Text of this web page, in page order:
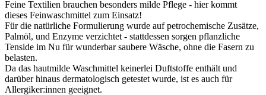
Feine Textilien brauchen besonders milde Pflege - hier kommt
dieses Feinwaschmittel zum Einsatz!
Für die natürliche Formulierung wurde auf petrochemische Zusätze,
Palmöl, und Enzyme verzichtet - stattdessen sorgen pflanzliche
Tenside im Nu für wunderbar saubere Wäsche, ohne die Fasern zu
belasten.
Da das hautmilde Waschmittel keinerlei Duftstoffe enthält und
darüber hinaus dermatologisch getestet wurde, ist es auch für
Allergiker:innen geeignet.